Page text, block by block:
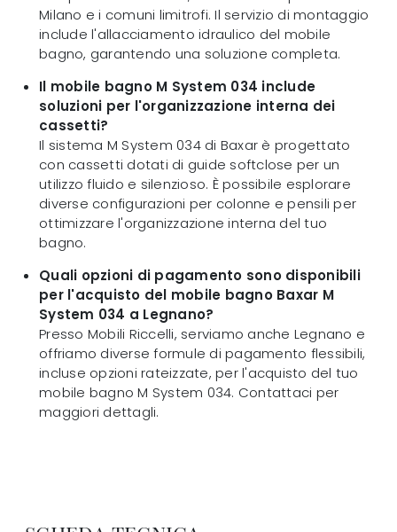
Milano e i comuni limitrofi. Il servizio di montaggio
include l'allacciamento idraulico del mobile
bagno, garantendo una soluzione completa.
Il mobile bagno M System 034 include
soluzioni per l'organizzazione interna dei
cassetti?
Il sistema M System 034 di Baxar è progettato
con cassetti dotati di guide softclose per un
utilizzo fluido e silenzioso. È possibile esplorare
diverse configurazioni per colonne e pensili per
ottimizzare l'organizzazione interna del tuo
bagno.
Quali opzioni di pagamento sono disponibili
per l'acquisto del mobile bagno Baxar M
System 034 a Legnano?
Presso Mobili Riccelli, serviamo anche Legnano e
offriamo diverse formule di pagamento flessibili,
incluse opzioni rateizzate, per l'acquisto del tuo
mobile bagno M System 034. Contattaci per
maggiori dettagli.